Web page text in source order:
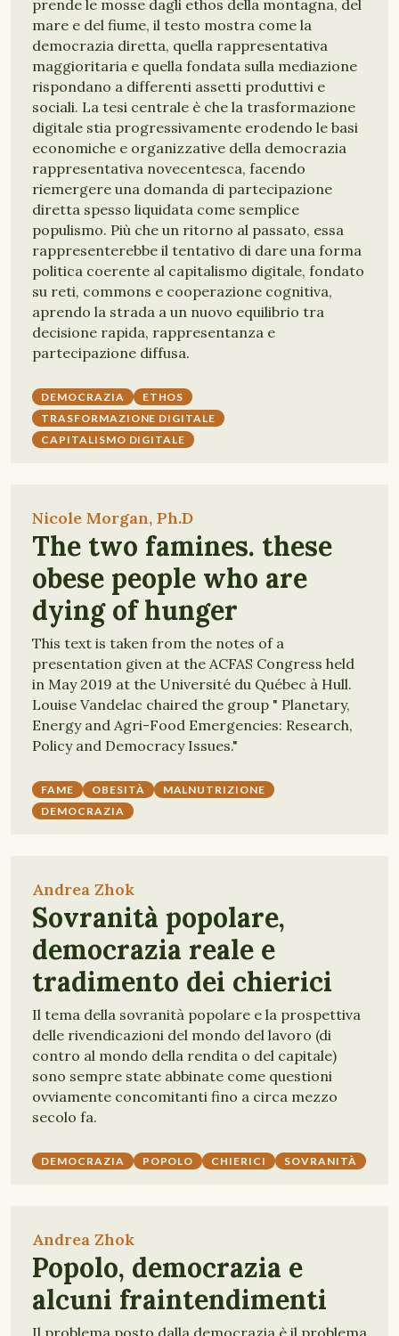
prende le mosse dagli ethos della montagna, del
mare e del fiume, il testo mostra come la
democrazia diretta, quella rappresentativa
maggioritaria e quella fondata sulla mediazione
rispondano a differenti assetti produttivi e
sociali. La tesi centrale è che la trasformazione
digitale stia progressivamente erodendo le basi
economiche e organizzative della democrazia
rappresentativa novecentesca, facendo
riemergere una domanda di partecipazione
diretta spesso liquidata come semplice
populismo. Più che un ritorno al passato, essa
rappresenterebbe il tentativo di dare una forma
politica coerente al capitalismo digitale, fondato
su reti, commons e cooperazione cognitiva,
aprendo la strada a un nuovo equilibrio tra
decisione rapida, rappresentanza e
partecipazione diffusa.
DEMOCRAZIA
ETHOS
TRASFORMAZIONE DIGITALE
CAPITALISMO DIGITALE
Nicole Morgan, Ph.D
The two famines. these
obese people who are
dying of hunger
This text is taken from the notes of a
presentation given at the ACFAS Congress held
in May 2019 at the Université du Québec à Hull.
Louise Vandelac chaired the group " Planetary,
Energy and Agri-Food Emergencies: Research,
Policy and Democracy Issues."
FAME OBESITÀ
MALNUTRIZIONE
DEMOCRAZIA
Andrea Zhok
Sovranità popolare,
democrazia reale e
tradimento dei chierici
Il tema della sovranità popolare e la prospettiva
delle rivendicazioni del mondo del lavoro (di
contro al mondo della rendita o del capitale)
sono sempre state abbinate come questioni
ovviamente concomitanti fino a circa mezzo
secolo fa.
DEMOCRAZIA POPOLO CHIERICI SOVRANITÀ
Andrea Zhok
Popolo, democrazia e
alcuni fraintendimenti
Il problema posto dalla democrazia è il problema